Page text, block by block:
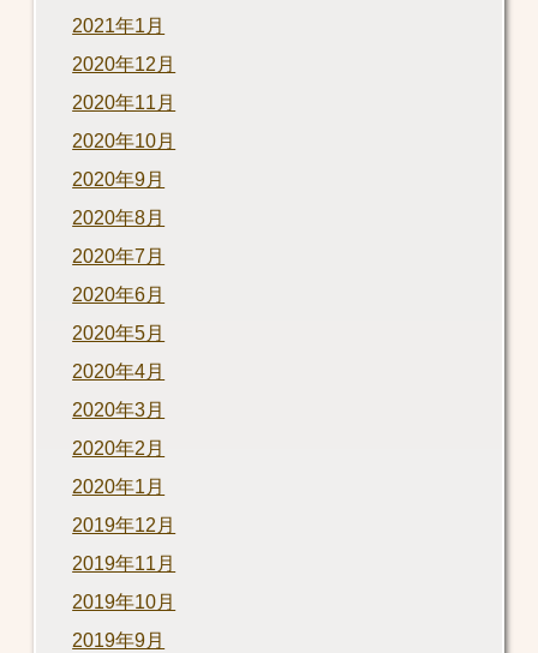
2021年1月
2020年12月
2020年11月
2020年10月
2020年9月
2020年8月
2020年7月
2020年6月
2020年5月
2020年4月
2020年3月
2020年2月
2020年1月
2019年12月
2019年11月
2019年10月
2019年9月